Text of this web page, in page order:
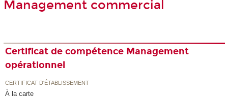
Management commercial
Certificat de compétence Management
opérationnel
CERTIFICAT D'ÉTABLISSEMENT
À la carte